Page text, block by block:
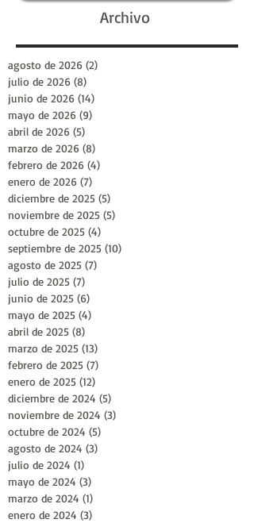
Archivo
agosto de 2026 (2)
julio de 2026 (8)
junio de 2026 (14)
mayo de 2026 (9)
abril de 2026 (5)
marzo de 2026 (8)
febrero de 2026 (4)
enero de 2026 (7)
diciembre de 2025 (5)
noviembre de 2025 (5)
octubre de 2025 (4)
septiembre de 2025 (10)
agosto de 2025 (7)
julio de 2025 (7)
junio de 2025 (6)
mayo de 2025 (4)
abril de 2025 (8)
marzo de 2025 (13)
febrero de 2025 (7)
enero de 2025 (12)
diciembre de 2024 (5)
noviembre de 2024 (3)
octubre de 2024 (5)
agosto de 2024 (3)
julio de 2024 (1)
mayo de 2024 (3)
marzo de 2024 (1)
enero de 2024 (3)